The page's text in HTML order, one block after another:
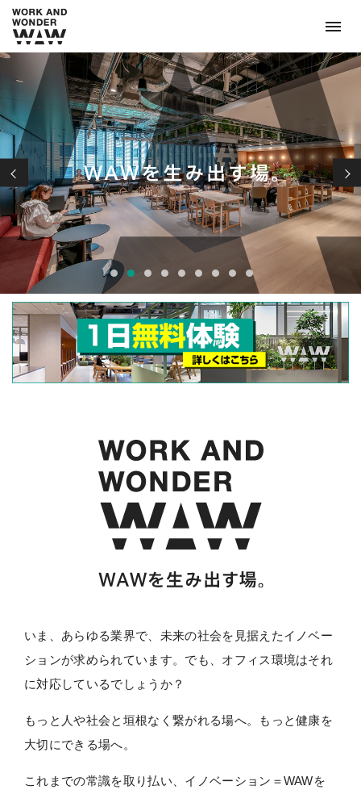
1 2 3 4 5 6 7 8 9
いま、あらゆる業界で、未来の社会を見据えたイノベー
ションが求められています。 でも、オフィス環境はそれ
に対応しているでしょうか？
もっと人や社会と垣根なく繋がれる場へ。
もっと健康を
大切にできる場へ。
これまでの常識を取り払い、イノベーション＝WAWを